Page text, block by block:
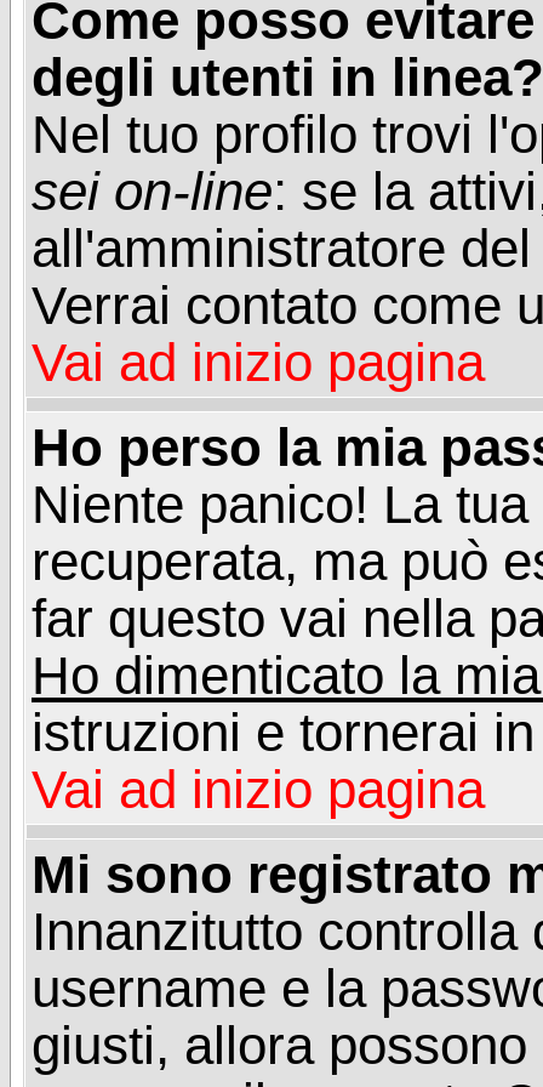
Come posso
degli utenti in linea?
Nel tuo profilo trovi
sei on-line: se la
all'amministratore
Verrai contato come
Vai ad inizio pagina
Ho perso la mia
Niente panico! La
recuperata, ma può
far questo vai nella
Ho dimenticato la
istruzioni e tornerai
Vai ad inizio pagina
Mi sono registrato
Innanzitutto controlla
username e la
giusti, allora